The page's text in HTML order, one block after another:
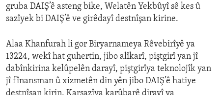
gruba DAIŞ’ê asteng bike, Welatên Yekbûyî sê kes û
sazîyek bi DAIŞ’ê ve girêdayî destnîşan kirine.
Alaa Khanfurah li gor Biryarnameya Rêvebirîyê ya
13224, wekî hat guhertin, jibo alîkarî, piştgirî yan jî
dabînkirina kelûpelên darayî, piştgirîya teknolojîk yan
jî fînansman û xizmetên din yên jibo DAIŞ’ê hatiye